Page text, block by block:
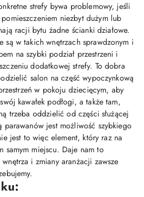
strefy bywa problemowy, jeśli
niezbyt dużym lub
racji bytu żadne ścianki działowe.
są w takich wnętrzach sprawdzonym i
na szybki podział przestrzeni i
dodatkowej strefy. To dobra
salon na część wypoczynkową
w pokoju dziecięcym, aby
kawałek podłogi, a także tam,
trzeba oddzielić od części służącej
parawanów jest możliwość szybkiego
jest to więc element, który raz na
samym miejscu. Daje nam to
i zmiany aranżacji zawsze